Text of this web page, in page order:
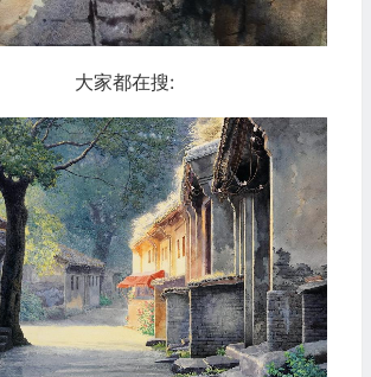
大家都在搜: